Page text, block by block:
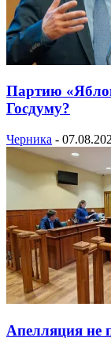
Партию
Госдуму?
Черника -
Апелляция не